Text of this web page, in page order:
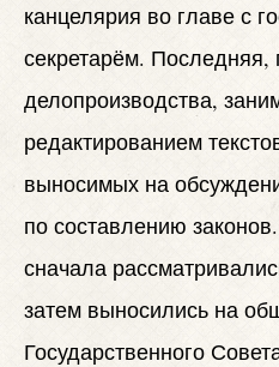
канцелярия во главе с
секретарём.
делопроизводства,
редактированием
выносимых на
по составлению
сначала
затем выносились на
Государственного